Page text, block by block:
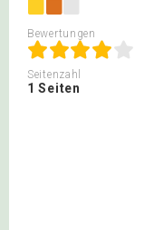
Bewertungen
Seitenzahl
1 Seiten